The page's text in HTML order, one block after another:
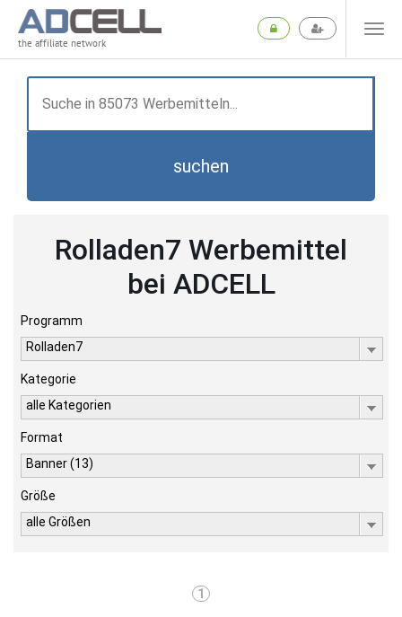
the affiliate network
suchen
Rolladen7 Werbemittel
bei ADCELL
Programm
Rolladen7
Kategorie
alle Kategorien
Format
Banner (13)
Größe
alle Größen
1